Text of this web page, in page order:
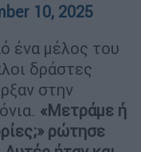
10, 2025
ένα μέλος του
δράστες
στην
«Μετράμε ή
ρώτησε